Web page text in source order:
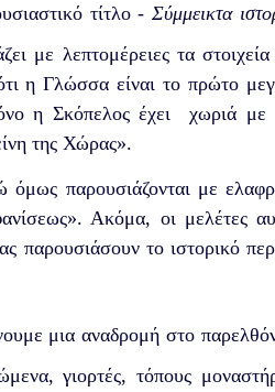
τίτλο -Σύμμεικτα
με λεπτομέρειες τα
η Γλώσσα είναι το πρώτο
η Σκόπελος έχει χωριά με
της Χώρας».
όμως παρουσιάζονται με
Ακόμα, οι μελέτες
παρουσιάσουν το ιστορικό
μια αναδρομή στο
γιορτές, τόπους